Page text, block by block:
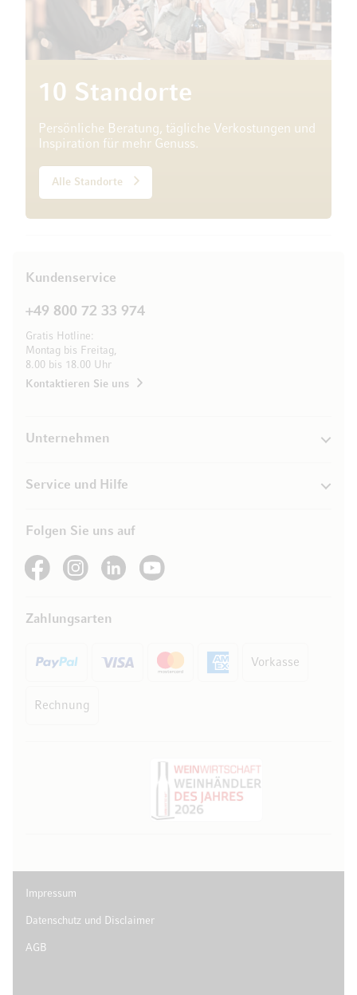
10 Standorte
Persönliche Beratung, tägliche Verkostungen und
Inspiration für mehr Genuss.
Alle Standorte
Kundenservice
+49 800 72 33 974
Gratis Hotline:
Montag bis Freitag,
8.00 bis 18.00 Uhr
Kontaktieren Sie uns
Unternehmen
Service und Hilfe
Folgen Sie uns auf
See our FacebookSee our Instagram account
See our LinkedInSee our YouTube channel
Zahlungsarten
Vorkasse
Rechnung
Impressum
Datenschutz und Disclaimer
AGB